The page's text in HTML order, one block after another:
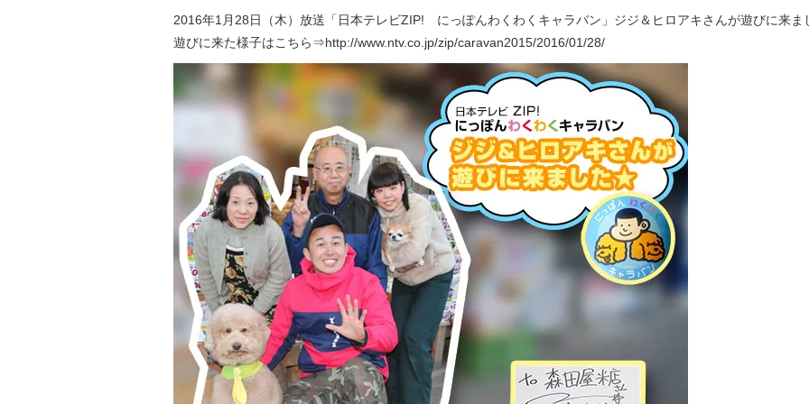
2016年1月28日（木）放送「日本テレビZIP! にっぽんわくわくキャラバン」ジジ＆ヒロアキさんが遊びに来
遊びに来た様子はこちら⇒http://www.ntv.co.jp/zip/caravan2015/2016/01/28/